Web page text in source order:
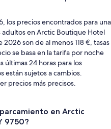
los precios encontrados para una
adultos en Arctic Boutique Hotel
2026 son de al menos 118 €, tasas
se basa en la tarifa por noche
últimas 24 horas para los
están sujetos a cambios.
precios más precisos.
en Arctic
9750?